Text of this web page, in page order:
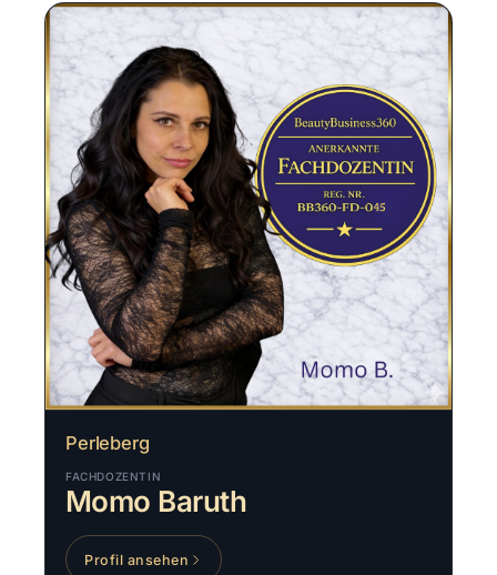
Perleberg
FACHDOZENTIN
Momo Baruth
Profil ansehen